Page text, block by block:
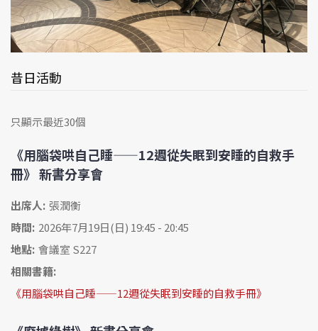
昔日活動
只顯示最近30個
《用腦袋哄自己睡——12週從失眠到安睡的自救手
冊》 新書分享會
出席人: 張潤衡
時間: 2026年7月19日(日) 19:45 - 20:45
地點: 會議室 S227
相關書籍:
《用腦袋哄自己睡——12週從失眠到安睡的自救手冊》